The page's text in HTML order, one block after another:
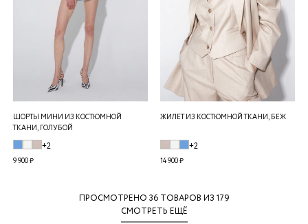
ШОРТЫ МИНИ ИЗ КОСТЮМНОЙ
ТКАНИ, ГОЛУБОЙ
+2
9 900 ₽
ЖИЛЕТ ИЗ КОСТЮМНОЙ ТКАНИ, БЕЖ
+2
14 900 ₽
ПРОСМОТРЕНО 36ТОВАРОВ ИЗ 179
СМОТРЕТЬ ЕЩЁ